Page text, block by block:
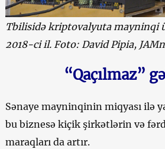
Tbilisidə kriptovalyuta mayninqi
2018-ci il. Foto: David Pipia,
“Qaçılmaz”
Sənaye mayninqinin miqyası ilə
bu biznesə kiçik şirkətlərin və
maraqları da artır.